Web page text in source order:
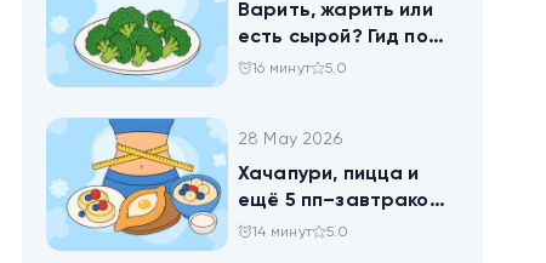
Варить, жарить или
есть сырой? Гид по
брокколи
16 минут 5.0
28 May 2026
Хачапури, пицца и
ещё 5 пп–завтраков,
чтобы набрать
14 минут 5.0